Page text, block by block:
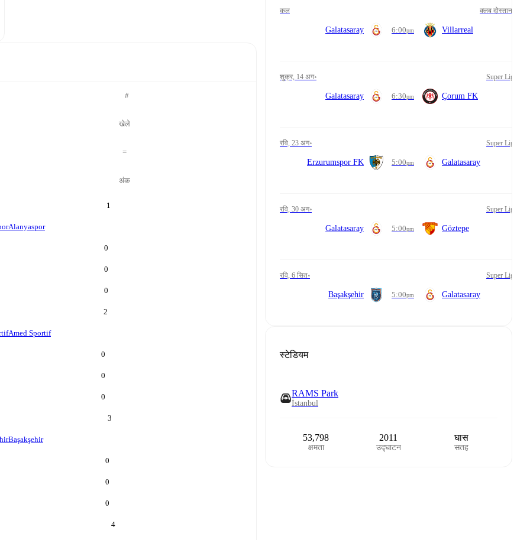
#
खेले
=
अंक
1
Alanyaspor
0
0
0
2
Amed Sportif
0
0
0
3
Başakşehir
0
0
0
4
कल क्लब दोस्ताना
Galatasaray 6:00pm Villarreal
शुक्र, 14 अग॰ Super Lig
Galatasaray 6:30pm Çorum FK
रवि, 23 अग॰ Super Lig
Erzurumspor FK 5:00pm Galatasaray
रवि, 30 अग॰ Super Lig
Galatasaray 5:00pm Göztepe
रवि, 6 सित॰ Super Lig
Başakşehir 5:00pm Galatasaray
स्टेडियम
RAMS Park
İstanbul
53,798
क्षमता
2011
उद्घाटन
घास
सतह